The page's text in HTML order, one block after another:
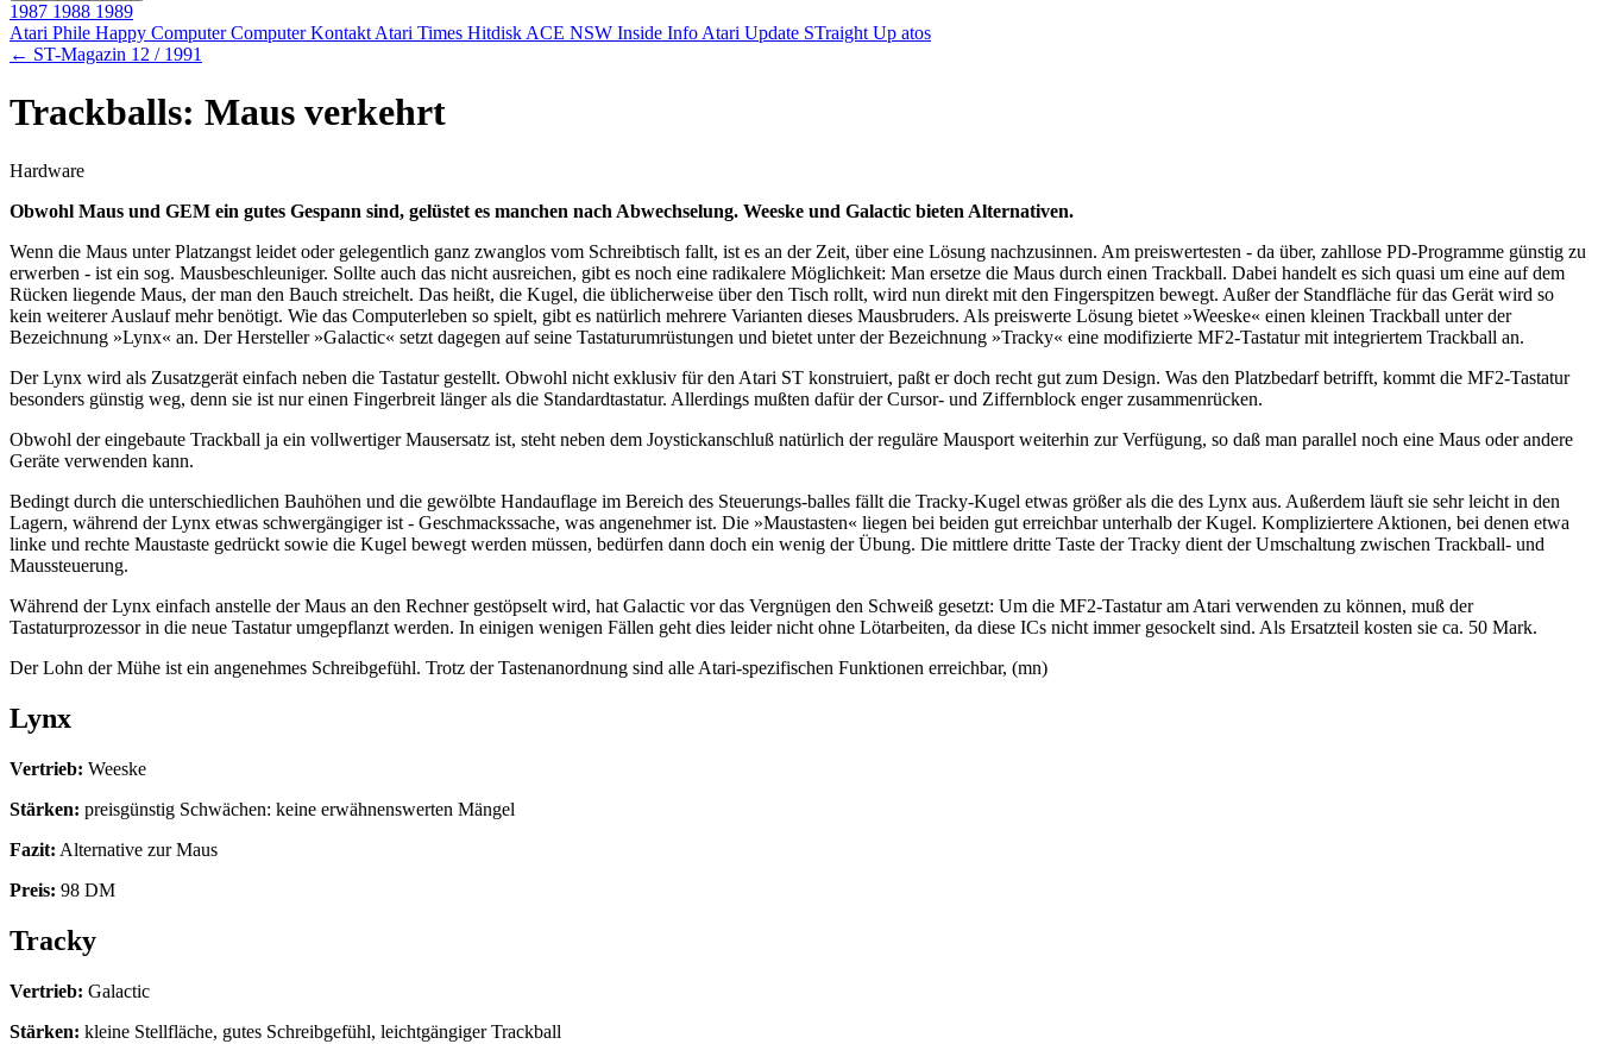
1987 1988 1989
Atari Phile Happy ComputerComputer Kontakt Atari Times Hitdisk ACE NSW Inside Info Atari Update STraight Up atos
← ST-Magazin 12 / 1991
Trackballs: Maus verkehrt
Hardware
Obwohl Maus und GEM ein gutes Gespann sind, gelüstet es manchen nach Abwechselung. Weeske und Galactic bieten Alternativen.
Wenn die Maus unter Platzangst leidet oder gelegentlich ganz zwanglos vom Schreibtisch fallt, ist es an der Zeit, über eine Lösung nachzusinnen. Am preiswertesten - da über, zahllose PD-Programme günstig zu
erwerben - ist ein sog. Mausbeschleuniger. Sollte auch das nicht ausreichen, gibt es noch eine radikalere Möglichkeit: Man ersetze die Maus durch einen Trackball. Dabei handelt es sich quasi um eine auf dem
Rücken liegende Maus, der man den Bauch streichelt. Das heißt, die Kugel, die üblicherweise über den Tisch rollt, wird nun direkt mit den Fingerspitzen bewegt. Außer der Standfläche für das Gerät wird so
kein weiterer Auslauf mehr benötigt. Wie das Computerleben so spielt, gibt es natürlich mehrere Varianten dieses Mausbruders. Als preiswerte Lösung bietet »Weeske« einen kleinen Trackball unter der
Bezeichnung »Lynx« an. Der Hersteller »Galactic« setzt dagegen auf seine Tastaturumrüstungen und bietet unter der Bezeichnung »Tracky« eine modifizierte MF2-Tastatur mit integriertem Trackball an.
Der Lynx wird als Zusatzgerät einfach neben die Tastatur gestellt. Obwohl nicht exklusiv für den Atari ST konstruiert, paßt er doch recht gut zum Design. Was den Platzbedarf betrifft, kommt die MF2-Tastatur
besonders günstig weg, denn sie ist nur einen Fingerbreit länger als die Standardtastatur. Allerdings mußten dafür der Cursor- und Ziffernblock enger zusammenrücken.
Obwohl der eingebaute Trackball ja ein vollwertiger Mausersatz ist, steht neben dem Joystickanschluß natürlich der reguläre Mausport weiterhin zur Verfügung, so daß man parallel noch eine Maus oder andere
Geräte verwenden kann.
Bedingt durch die unterschiedlichen Bauhöhen und die gewölbte Handauflage im Bereich des Steuerungs-balles fällt die Tracky-Kugel etwas größer als die des Lynx aus. Außerdem läuft sie sehr leicht in den
Lagern, während der Lynx etwas schwergängiger ist - Geschmackssache, was angenehmer ist. Die »Maustasten« liegen bei beiden gut erreichbar unterhalb der Kugel. Kompliziertere Aktionen, bei denen etwa
linke und rechte Maustaste gedrückt sowie die Kugel bewegt werden müssen, bedürfen dann doch ein wenig der Übung. Die mittlere dritte Taste der Tracky dient der Umschaltung zwischen Trackball- und
Maussteuerung.
Während der Lynx einfach anstelle der Maus an den Rechner gestöpselt wird, hat Galactic vor das Vergnügen den Schweiß gesetzt: Um die MF2-Tastatur am Atari verwenden zu können, muß der
Tastaturprozessor in die neue Tastatur umgepflanzt werden. In einigen wenigen Fällen geht dies leider nicht ohne Lötarbeiten, da diese ICs nicht immer gesockelt sind. Als Ersatzteil kosten sie ca. 50 Mark.
Der Lohn der Mühe ist ein angenehmes Schreibgefühl. Trotz der Tastenanordnung sind alle Atari-spezifischen Funktionen erreichbar, (mn)
Lynx
Vertrieb: Weeske
Stärken: preisgünstig Schwächen: keine erwähnenswerten Mängel
Fazit: Alternative zur Maus
Preis: 98 DM
Tracky
Vertrieb: Galactic
Stärken: kleine Stellfläche, gutes Schreibgefühl, leichtgängiger Trackball